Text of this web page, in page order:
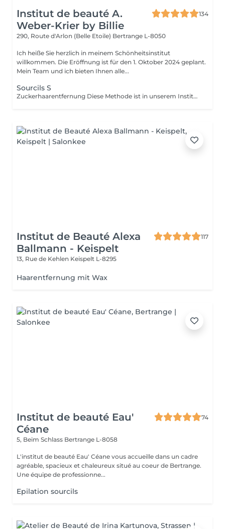
Institut de beauté A.
Weber-Krier by Billie
134
290, Route d'Arlon (Belle Etoile) Bertrange L-8050
Ich heiße Sie herzlich in meinem Schönheitsinstitut
willkommen. Die Eröffnung ist für den 1. Oktober 2024 geplant.
Mein Team und ich bieten Ihnen alle...
Sourcils S
Zuckerhaarentfernung Diese Methode ist in unserem Institut sehr beliebt geworden. Die Zuckerpaste ist 100% natürlich. Sie basiert auf tausendjährigen Rezepten aus dem Nahen Osten und enthält ausschließlich Wasser und Zucker ohne chemische, aromatische oder färbende Substanzen. Die Paste ist hypoallergen und verursacht keine Hautreizungen. Sie gilt für alle Bereiche. Die Paste wird in das Follikel massiert, umhüllt die Haare, umgibt sie und schmiert sie. Die Extraktion erfolgt in natürlicher Haarwuchsrichtung. Es gibt keine gebrochenen Haare mehr im Follikel. Diese Technik verursacht keine Rötung oder Reizung der Haut. Ein nicht zu vernachlässigender Vorteil ist die Tatsache, dass Sie keine bestimmte Haarlänge haben müssen, da der Zucker anders als beim Wachs sehr kurze Haare effektiv entfernt. Wir empfehlen diese Methode auch Teenagern beim ersten Depilieren und bei Menschen, die eine vollständige Körperhaarentfernung wünschen, da sie viel weniger schmerzhaft ist als Wachsen.
Institut de Beauté Alexa
Ballmann - Keispelt
117
13, Rue de Kehlen Keispelt L-8295
Haarentfernung mit Wax
Institut de beauté Eau'
Céane
74
5, Beim Schlass Bertrange L-8058
L'institut de beauté Eau' Céane vous accueille dans un cadre
agréable, spacieux et chaleureux situé au coeur de Bertrange.
Une équipe de professionne...
Epilation sourcils